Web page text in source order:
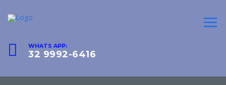
WHATS APP:
32 9992-6416